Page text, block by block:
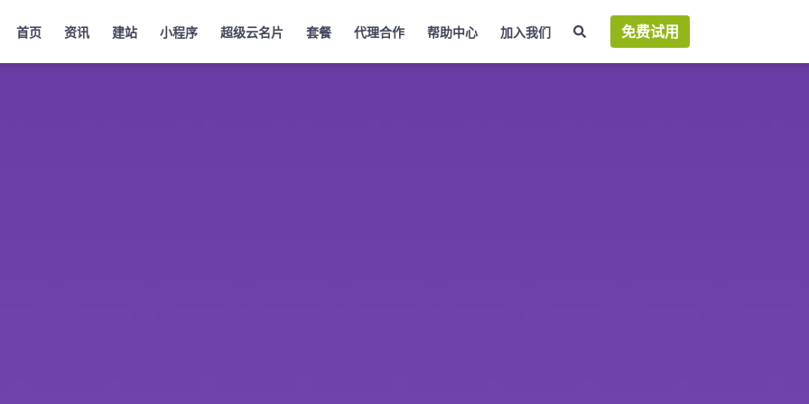
首页 资讯 建站 小程序 超级云名片 套餐 代理合作 帮助中心 加入我们 免费试用